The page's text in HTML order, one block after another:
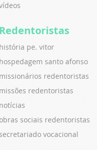
Redentoristas
história pe. vitor
hospedagem santo afonso
missionários redentoristas
missões redentoristas
notícias
obras sociais redentoristas
secretariado vocacional